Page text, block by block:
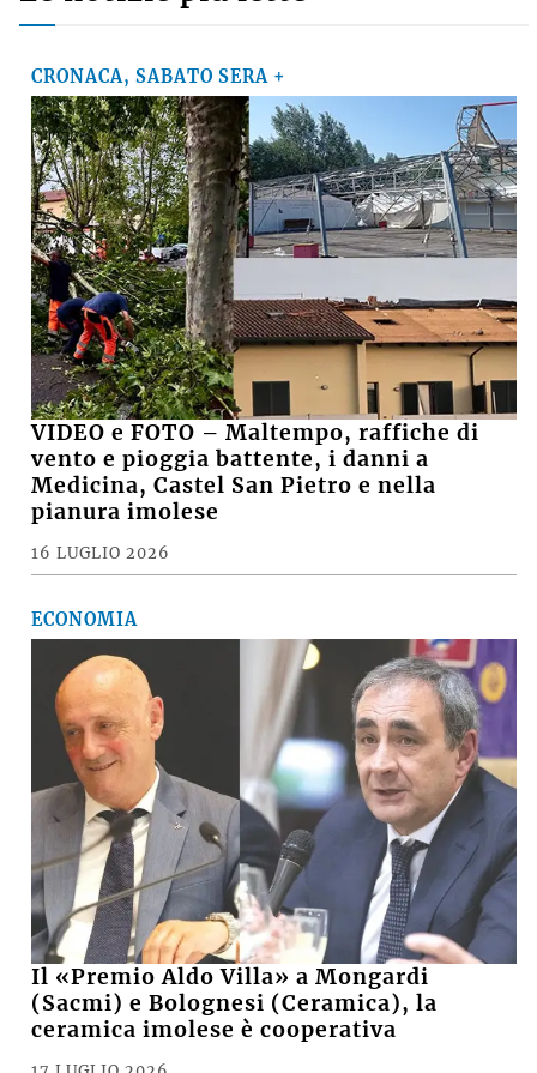
CRONACA, SABATO SERA +
VIDEO e FOTO – Maltempo, raffiche di
vento e pioggia battente, i danni a
Medicina, Castel San Pietro e nella
pianura imolese
16 LUGLIO 2026
ECONOMIA
Il «Premio Aldo Villa» a Mongardi
(Sacmi) e Bolognesi (Ceramica), la
ceramica imolese è cooperativa